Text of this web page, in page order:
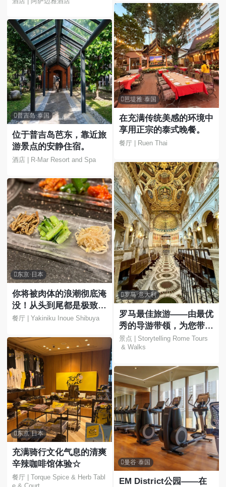
普吉岛·泰国
位于普吉岛芭东，靠近旅
游景点的安静住宿。
酒店 | R-Mar Resort and Spa
芭堤雅·泰国
在充满传统美感的环境中
享用正宗的泰式晚餐。
餐厅 | Ruen Thai
罗马·意大利
罗马最佳旅游——由最优
秀的导游带领，为您带来
难忘的体验！
景点 | Storytelling Rome Tours
& Walks
东京·日本
你将被肉体的浪潮彻底淹
没！从头到尾都是极致的
快感！
餐厅 | Yakiniku Inoue Shibuya
曼谷·泰国
EM District公园——在
东京·日本
充满骑行文化气息的清爽
辛辣咖啡馆体验☆
餐厅 | Torque Spice & Herb Tabl